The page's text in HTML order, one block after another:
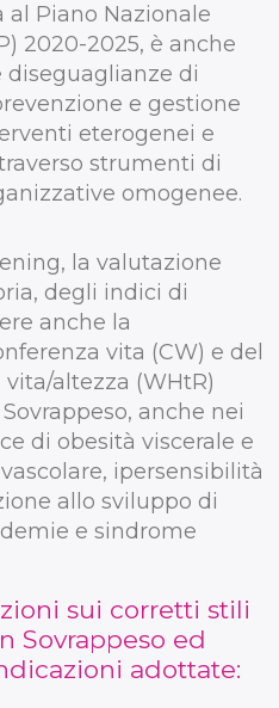
al Piano Nazionale
2020-2025, è anche
diseguaglianze di
e gestione
eterogenei e
strumenti di
omogenee.
la valutazione
degli indici di
anche la
vita (CW) e del
altezza (WHtR)
anche nei
di obesità viscerale e
ipersensibilità
allo sviluppo di
e sindrome
sui corretti stili
Sovrappeso ed
adottate: